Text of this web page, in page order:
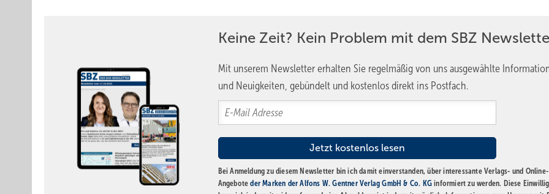
Keine Zeit? Kein Problem mit dem SBZ
Mit unserem Newsletter erhalten Sie regelmäßig von uns ausgewählte
und Neuigkeiten, gebündelt und kostenlos direkt ins Postfach.
Bei Anmeldung zu diesem Newsletter bin ich damit einverstanden, über interessante Verlags- und Online-
Angeboteder Marken der Alfons W. Gentner Verlag GmbH & Co. KG informiert zu werden. Diese